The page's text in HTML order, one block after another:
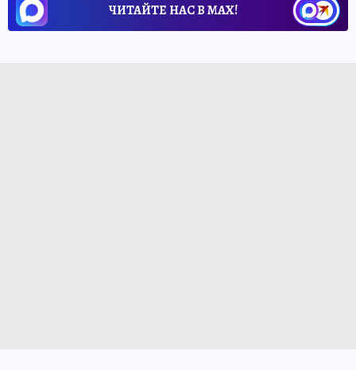
ЧИТАЙТЕ НАС В МАХ!